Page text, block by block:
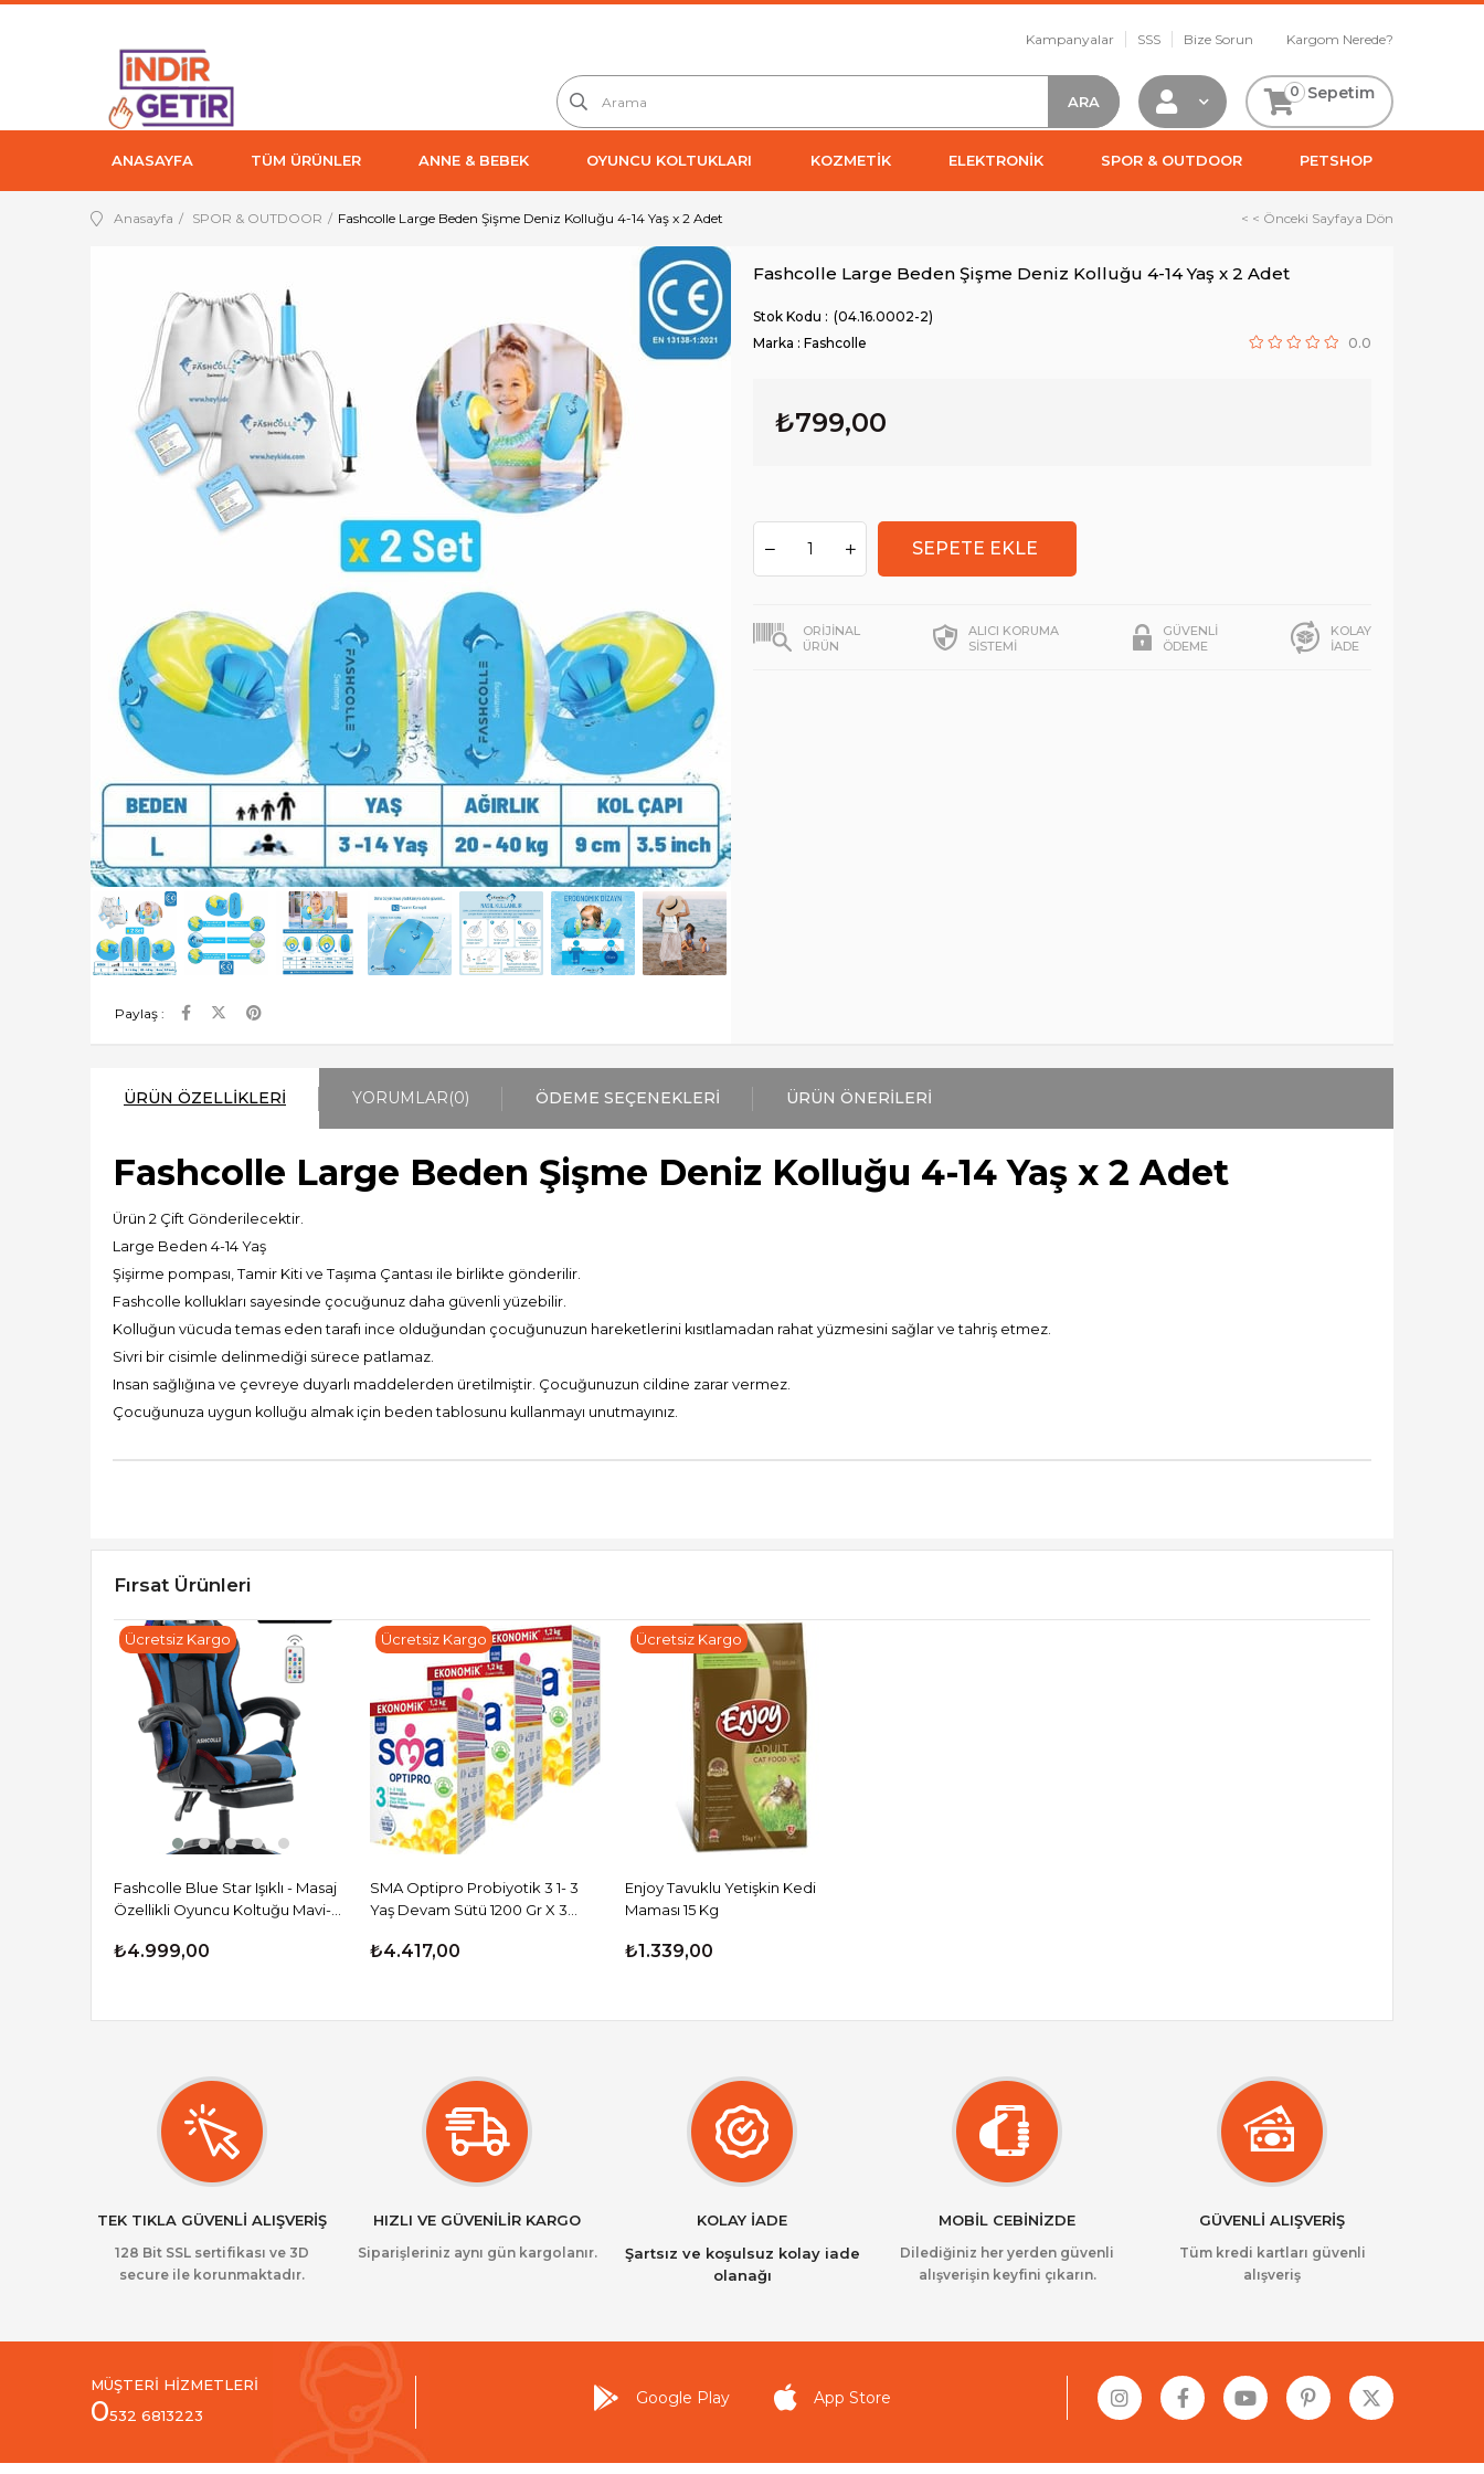
Kampanyalar SSS Bize Sorun Kargom Nerede?
Sepetim
0
ANASAYFA TÜM ÜRÜNLER ANNE & BEBEK OYUNCU KOLTUKLARI KOZMETİK ELEKTRONİK SPOR & OUTDOOR PETSHOP
Anasayfa SPOR & OUTDOOR Fashcolle Large Beden Şişme Deniz Kolluğu 4-14 Yaş x 2 Adet < < Önceki Sayfaya Dön
Paylaş :
Fashcolle Large Beden Şişme Deniz Kolluğu 4-14 Yaş x 2 Adet
(04.16.0002-2)
Marka : Fashcolle 0.0
₺799,00
ORİJİNAL
ÜRÜN
ALICI KORUMA
SİSTEMİ
GÜVENLİ
ÖDEME
KOLAY
İADE
ÜRÜN ÖZELLIKLERI YORUMLAR(0) ÖDEME SEÇENEKLERI ÜRÜN ÖNERILERI
Fashcolle Large Beden Şişme Deniz Kolluğu 4-14 Yaş x 2 Adet
Ürün 2 Çift Gönderilecektir.
Large Beden 4-14 Yaş
Şişirme pompası, Tamir Kiti ve Taşıma Çantası ile birlikte gönderilir.
Fashcolle kollukları sayesinde çocuğunuz daha güvenli yüzebilir.
Kolluğun vücuda temas eden tarafı ince olduğundan çocuğunuzun hareketlerini kısıtlamadan rahat yüzmesini sağlar ve tahriş etmez.
Sivri bir cisimle delinmediği sürece patlamaz.
Insan sağlığına ve çevreye duyarlı maddelerden üretilmiştir. Çocuğunuzun cildine zarar vermez.
Çocuğunuza uygun kolluğu almak için beden tablosunu kullanmayı unutmayınız.
Fırsat Ürünleri
Fashcolle Blue Star Işıklı - Masaj
Özellikli Oyuncu Koltuğu Mavi-
₺4.999,00
Ücretsiz Kargo
SMA Optipro Probiyotik 3 1- 3
Yaş Devam Sütü 1200 Gr X 3
₺4.417,00
Ücretsiz Kargo
Enjoy Tavuklu Yetişkin Kedi
Maması 15 Kg
₺1.339,00
Ücretsiz Kargo
TEK TIKLA GÜVENLİ ALIŞVERİŞ
128 Bit SSL sertifikası ve 3D
secure ile korunmaktadır.
HIZLI VE GÜVENİLİR KARGO
Siparişleriniz aynı gün kargolanır.
KOLAY İADE
Şartsız ve koşulsuz kolay iade
olanağı
MOBİL CEBİNİZDE
Dilediğiniz her yerden güvenli
alışverişin keyfini çıkarın.
GÜVENLİ ALIŞVERİŞ
Tüm kredi kartları güvenli
alışveriş
MÜŞTERİ HİZMETLERİ
0532 6813223
Google Play App Store